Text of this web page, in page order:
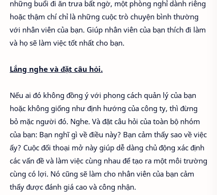
những buổi đi ăn trưa bất ngờ, một phòng nghỉ dành riêng
hoặc thậm chí chỉ là những cuộc trò chuyện bình thường
với nhân viên của bạn. Giúp nhân viên của bạn thích đi làm
và họ sẽ làm việc tốt nhất cho bạn.
Lắng nghe và đặt câu hỏi.
Nếu ai đó không đồng ý với phong cách quản lý của bạn
hoặc không giống như định hướng của công ty, thì đừng
bỏ mặc người đó. Nghe. Và đặt câu hỏi của toàn bộ nhóm
của bạn: Bạn nghĩ gì về điều này? Bạn cảm thấy sao về việc
ấy? Cuộc đối thoại mở này giúp dễ dàng chủ động xác định
các vấn đề và làm việc cùng nhau để tạo ra một môi trường
cùng có lợi. Nó cũng sẽ làm cho nhân viên của bạn cảm
thấy được đánh giá cao và công nhận.